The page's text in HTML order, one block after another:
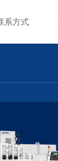
系方式